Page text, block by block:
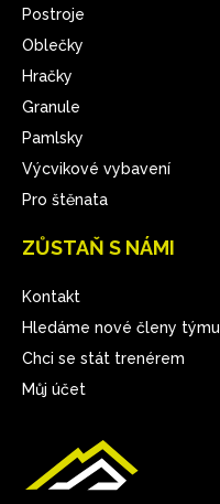
Postroje
Oblečky
Hračky
Granule
Pamlsky
Výcvikové vybavení
Pro štěnata
ZŮSTAŇ S NÁMI
Kontakt
Hledáme nové členy týmu
Chci se stát trenérem
Můj účet